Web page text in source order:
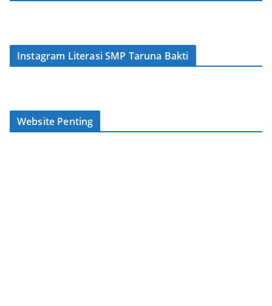
Instagram Literasi SMP Taruna Bakti
Website Penting